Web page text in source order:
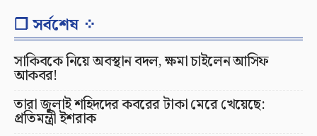
❐ সর্বশেষ ⁘
সাকিবকে নিয়ে অবস্থান বদল, ক্ষমা চাইলেন আসিফ
আকবর!
তারা জুলাই শহিদদের কবরের টাকা মেরে খেয়েছে:
প্রতিমন্ত্রী ইশরাক